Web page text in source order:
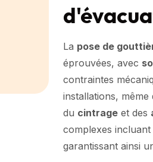
La pose de
éprouvées, avec
contraintes
installations,
du cintrageet des
complexes incluant
garantissant ainsi